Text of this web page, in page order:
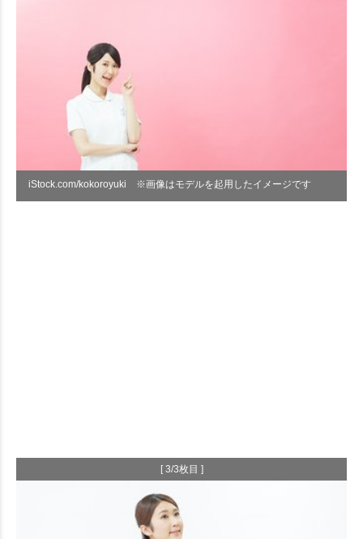
iStock.com/kokoroyuki ※画像はモデルを起用したイメージです
[ 3/3枚目 ]